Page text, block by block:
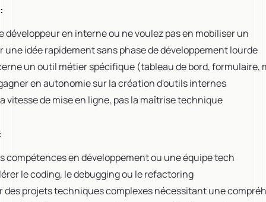
développeur en interne ou ne voulez pas en mobiliser un
une idée rapidement sans phase de développement lourde
un outil métier spécifique (tableau de bord, formulaire,
en autonomie sur la création d'outils internes
vitesse de mise en ligne, pas la maîtrise technique
compétences en développement ou une équipe tech
le coding, le debugging ou le refactoring
des projets techniques complexes nécessitant une